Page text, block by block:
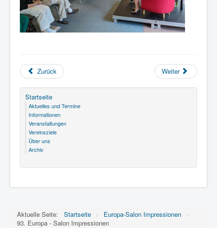
Zurück Weiter
Startseite
Aktuelles und Termine
Informationen
Veranstaltungen
Vereinsziele
Über uns
Archiv
Aktuelle Seite: Startseite > Europa-Salon Impressionen >
93. Europa - Salon Impressionen